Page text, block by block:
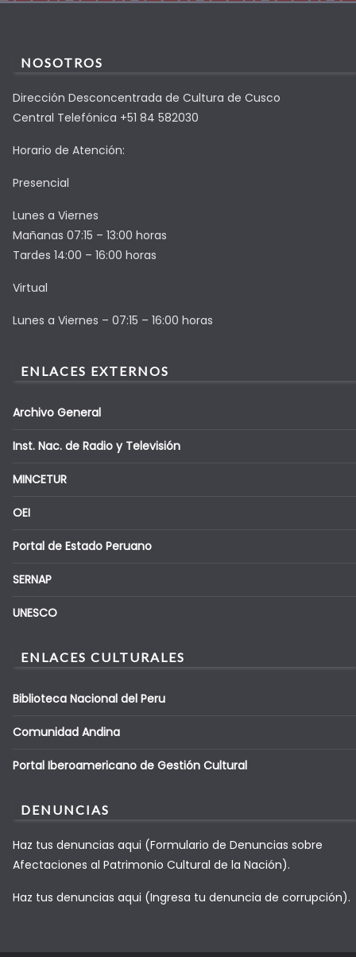
NOSOTROS
Dirección Desconcentrada de Cultura de Cusco
Central Telefónica +51 84 582030
Horario de Atención:
Presencial
Lunes a Viernes
Mañanas 07:15 – 13:00 horas
Tardes 14:00 – 16:00 horas
Virtual
Lunes a Viernes – 07:15 – 16:00 horas
ENLACES EXTERNOS
Archivo General
Inst. Nac. de Radio y Televisión
MINCETUR
OEI
Portal de Estado Peruano
SERNAP
UNESCO
ENLACES CULTURALES
Biblioteca Nacional del Peru
Comunidad Andina
Portal Iberoamericano de Gestión Cultural
DENUNCIAS
Haz tus denuncias aqui (Formulario de Denuncias sobre
Afectaciones al Patrimonio Cultural de la Nación).
Haz tus denuncias aqui (Ingresa tu denuncia de corrupción).